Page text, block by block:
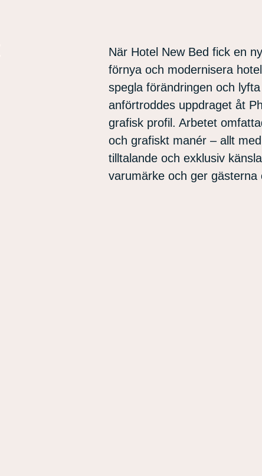
När Hotel New Bed fick en
förnya och modernisera
spegla förändringen och
anförtroddes uppdraget åt
grafisk profil. Arbetet
och grafiskt manér – allt
tilltalande och exklusiv
varumärke och ger gästerna